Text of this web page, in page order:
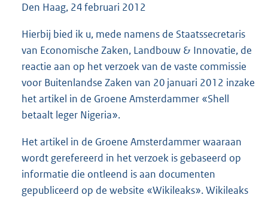
Den Haag, 24 februari 2012
Hierbij bied ik u, mede namens de Staatssecretaris
van Economische Zaken, Landbouw & Innovatie, de
reactie aan op het verzoek van de vaste commissie
voor Buitenlandse Zaken van 20 januari 2012 inzake
het artikel in de Groene Amsterdammer «Shell
betaalt leger Nigeria».
Het artikel in de Groene Amsterdammer waaraan
wordt gerefereerd in het verzoek is gebaseerd op
informatie die ontleend is aan documenten
gepubliceerd op de website «Wikileaks». Wikileaks